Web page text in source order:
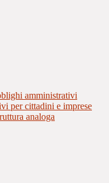
amministrativi
per cittadini e imprese
analoga